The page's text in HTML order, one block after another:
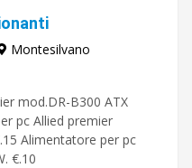
Montesilvano
mod.DR-B300 ATX
pc Allied premier
Alimentatore per pc
€.10